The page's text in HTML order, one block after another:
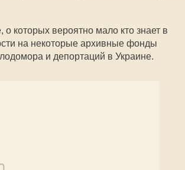
которых вероятно мало кто знает в
на некоторые архивные фонды
и депортаций в Украине.